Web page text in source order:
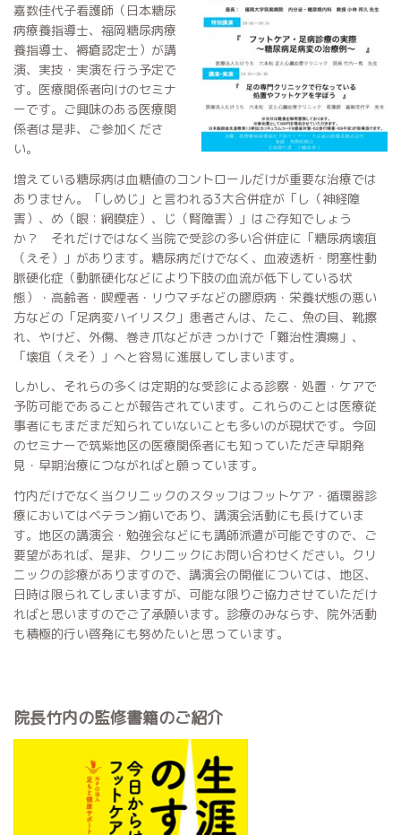
嘉数佳代子看護師（日本糖尿
病療養指導士、福岡糖尿病療
養指導士、褥瘡認定士）が講
演、実技・実演を行う予定で
す。医療関係者向けのセミナ
ーです。ご興味のある医療関
係者は是非、ご参加くださ
い。
増えている糖尿病は血糖値のコントロールだけが重要な治療では
ありません。「しめじ」と言われる3大合併症が「し（神経障
害）、め（眼：網膜症）、じ（腎障害）」はご存知でしょう
か？ それだけではなく当院で受診の多い合併症に「糖尿病壊疽
（えそ）」があります。糖尿病だけでなく、血液透析・閉塞性動
脈硬化症（動脈硬化などにより下肢の血流が低下している状
態）・高齢者・喫煙者・リウマチなどの膠原病・栄養状態の悪い
方などの「足病変ハイリスク」患者さんは、たこ、魚の目、靴擦
れ、やけど、外傷、巻き爪などがきっかけで「難治性潰瘍」、
「壊疽（えそ）」へと容易に進展してしまいます。
しかし、それらの多くは定期的な受診による診察・処置・ケアで
予防可能であることが報告されています。これらのことは医療従
事者にもまだまだ知られていないことも多いのが現状です。今回
のセミナーで筑紫地区の医療関係者にも知っていただき早期発
見・早期治療につながればと願っています。
竹内だけでなく当クリニックのスタッフはフットケア・循環器診
療においてはベテラン揃いであり、講演会活動にも長けていま
す。地区の講演会・勉強会などにも講師派遣が可能ですので、ご
要望があれば、是非、クリニックにお問い合わせください。クリ
ニックの診療がありますので、講演会の開催については、地区、
日時は限られてしまいますが、可能な限りご協力させていただけ
ればと思いますのでご了承願います。診療のみならず、院外活動
も積極的行い啓発にも努めたいと思っています。
院長竹内の監修書籍のご紹介